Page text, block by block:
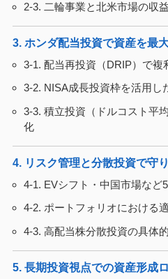
2-3. 二輪事業と北米市場の収
3. ホンダ配当投資で資産を最
3-1. 配当再投資（DRIP）で複
3-2. NISA成長投資枠を活用し
3-3. 積立投資（ドルコスト平
化
4. リスク管理と分散投資で守
4-1. EVシフト・中国市場など
4-2. ポートフォリオにおける
4-3. 高配当株分散投資の具体
5. 長期投資視点での資産形成